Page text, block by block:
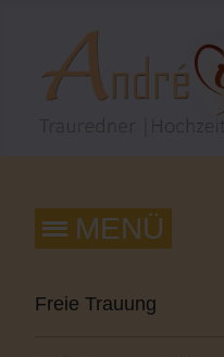
Freie Trauung